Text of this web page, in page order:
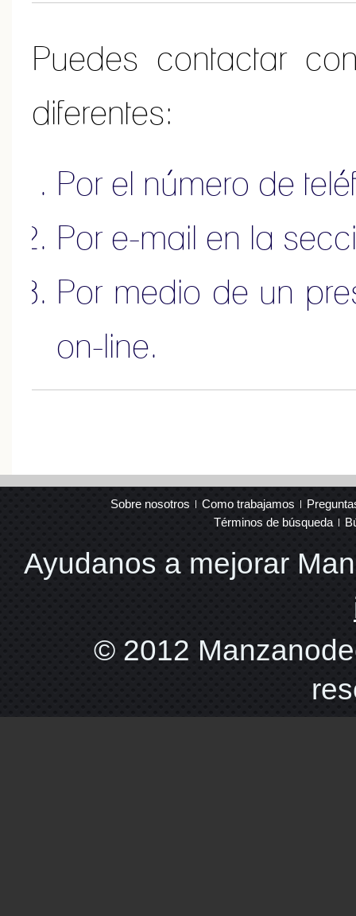
Puedes contactar
diferentes:
Por el número de
Por e-mail en la
Por medio de un
on-line.
Sobre nosotros Como trabajamos
Términos de búsqueda
Ayudanos a mejorar
© 2012